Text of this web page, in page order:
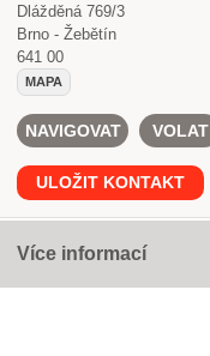
Dlážděná 769/3
Brno - Žebětín
641 00
MAPA
NAVIGOVAT VOLAT
ULOŽIT KONTAKT
Více informací